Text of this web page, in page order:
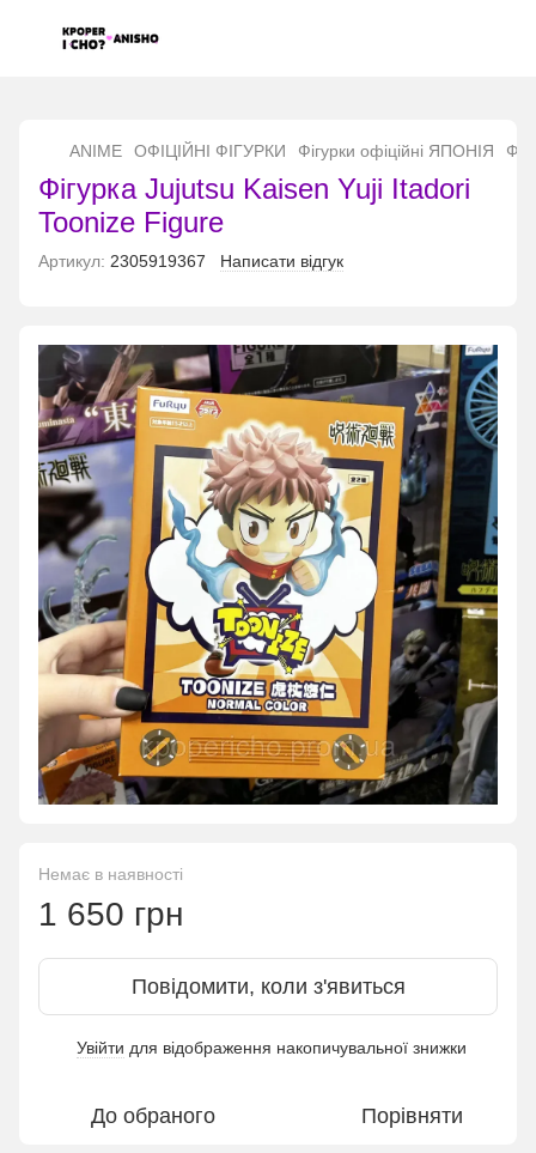
ANIME ОФІЦІЙНІ ФІГУРКИ Фігурки офіційні ЯПОНІЯ
Фігурка Jujutsu Kaisen Yuji Itadori
Toonize Figure
Артикул: 2305919367 Написати відгук
Немає в наявності
1 650 грн
Повідомити, коли з'явиться
Увійти для відображення накопичувальної знижки
До обраного Порівняти